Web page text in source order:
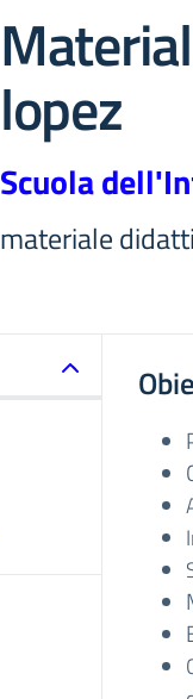
lopez
Scuola
materiale